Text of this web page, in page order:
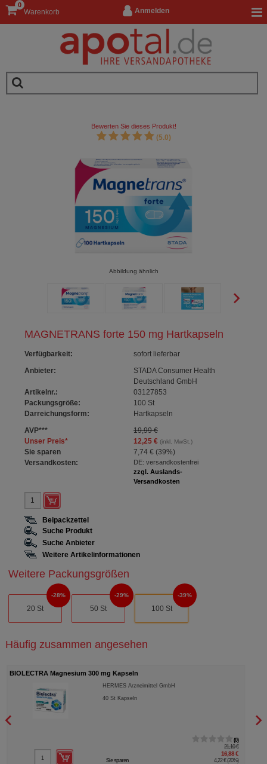
Anmelden
Warenkorb
0
MAGNETRANS forte 150 mg Hartkapseln
Verfügbarkeit:
sofort lieferbar
Anbieter:
STADA Consumer Health
Deutschland GmbH
Artikelnr.:
03127853
Packungsgröße:
100 St
Darreichungsform:
Hartkapseln
AVP***
19,99 €
Unser Preis* 12,25 €(inkl. MwSt.)
Sie sparen 7,74 € (39%)
Versandkosten:
DE: versandkostenfrei
zzgl. Auslands-
Versandkosten
Bewerten Sie dieses Produkt!
(5.0)
Abbildung ähnlich
Beipackzettel
Suche Produkt
Suche Anbieter
Weitere Artikelinformationen
Weitere Packungsgrößen
20 St
28%
50 St
29%
100 St
39%
Häufig zusammen angesehen
BIOLECTRA Magnesium 300 mg Kapseln
HERMES Arzneimittel GmbH
40St Kapseln
0
21,10 €
16,88 €
Sie sparen 4,22 € (20%)